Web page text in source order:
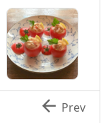
 Prev